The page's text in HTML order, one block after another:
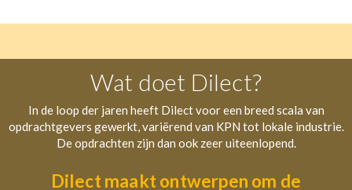
Wat doet Dilect?
In de loop der jaren heeft Dilect voor een breed scala van
opdrachtgevers gewerkt, variërend van KPN tot lokale industrie.
De opdrachten zijn dan ook zeer uiteenlopend.
Dilect maakt ontwerpen om de